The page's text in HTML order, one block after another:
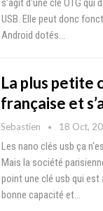
s'agit d'une clé OTG qui
USB. Elle peut donc
Android dotés…
La plus petite
française et
Sebastien 18 Oct,
Les nano clés usb ça
Mais la société
point une clé usb qui
bonne capacité et…